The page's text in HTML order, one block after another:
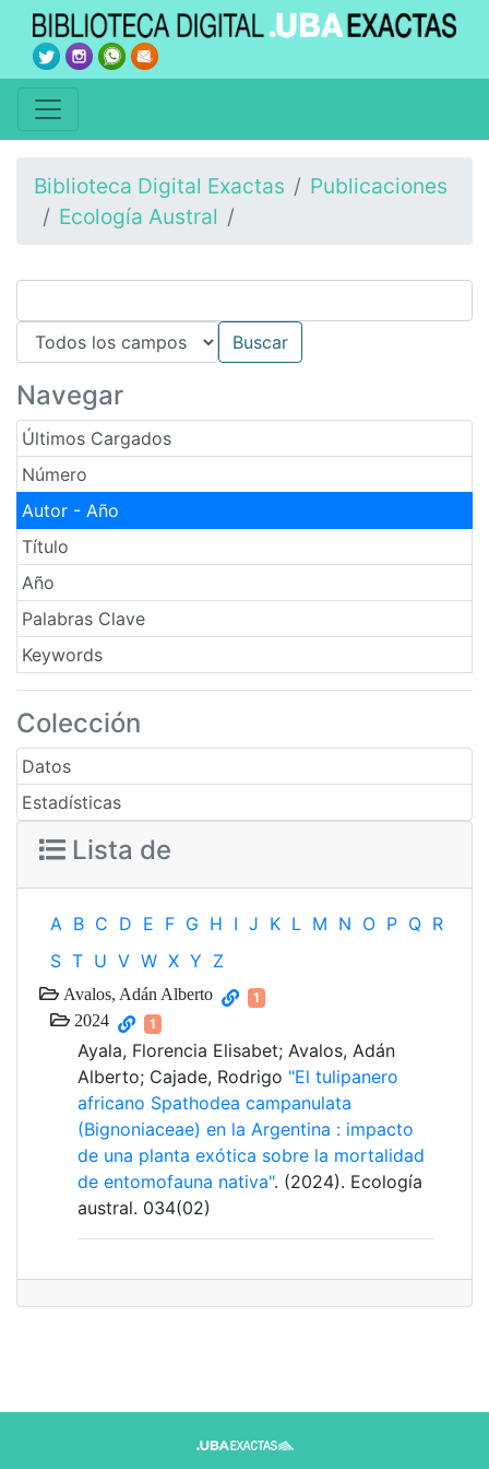
Biblioteca Digital Exactas
Publicaciones
Ecología Austral
Navegar
Últimos Cargados
Número
Autor - Año
Título
Año
Palabras Clave
Keywords
Colección
Datos
Estadísticas
Lista de
A B C D E F G H I J K L M N O P Q R
S T U V W X Y Z
Avalos, Adán Alberto 1
2024 1
Ayala, Florencia Elisabet; Avalos, Adán
Alberto; Cajade, Rodrigo "El tulipanero
africano Spathodea campanulata
(Bignoniaceae) en la Argentina : impacto
de una planta exótica sobre la mortalidad
de entomofauna nativa". (2024). Ecología
austral. 034(02)